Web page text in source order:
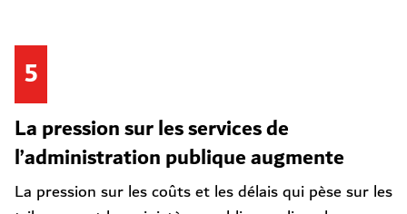
5
La pression sur les services de
l’administration publique augmente
La pression sur les coûts et les délais qui pèse sur les